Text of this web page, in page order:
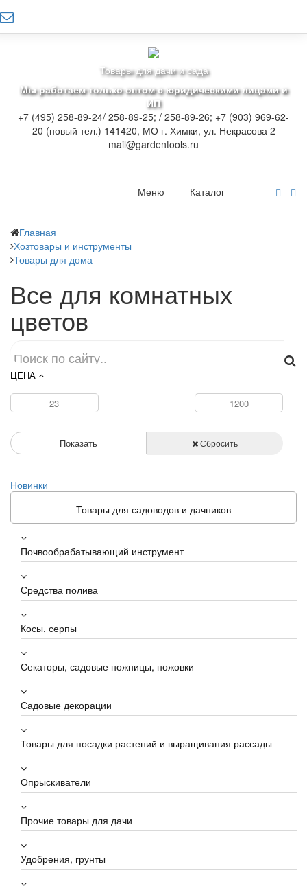
Товары для дачи и сада
Мы работаем только оптом с юридическими лицами и
ИП
+7 (495) 258-89-24/ 258-89-25; / 258-89-26; +7 (903) 969-62-
20 (новый тел.) 141420, МО г. Химки, ул. Некрасова 2
mail@gardentools.ru
Каталог
Меню
Главная
Хозтовары и инструменты
Товары для дома
Все для комнатных
цветов
ЦЕНА
Показать Сбросить
Новинки
Товары для садоводов и дачников
Почвообрабатывающий инструмент
Средства полива
Косы, серпы
Секаторы, садовые ножницы, ножовки
Садовые декорации
Товары для посадки растений и выращивания рассады
Опрыскиватели
Прочие товары для дачи
Удобрения, грунты